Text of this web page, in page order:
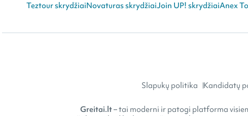
Teztour skrydžiaiNovaturas skrydžiaiJoin UP! skrydžiaiAnex
Slapukų politika Kandidatų
Greitai.lt– tai moderni ir patogi platforma